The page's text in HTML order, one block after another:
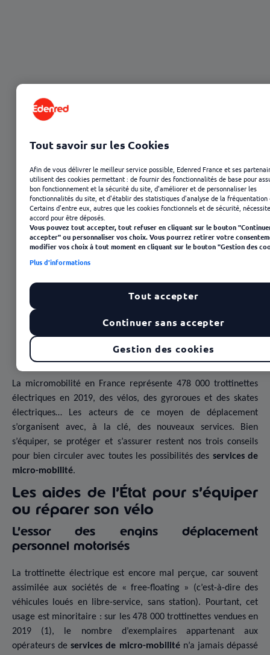
Sommaire
vélo
MobiProx, un programme pour développer les
trottinettes en entreprise
Bien s’assurer pour pratiquer la micro-mobilité en
toute sérénité
La micromobilité en France représente 478 000 trottinettes
électriques en 2019, des vélos, des gyroroues et des skates
électriques… Les acteurs de ce moyen de déplacement
s’organisent avec, à la clé, des nouveaux services. Bien
s’équiper, se protéger et s’assurer restent nos trois conseils
pour bien circuler avec toutes les possibilités des services de
micro-mobilité.
Les aides de l’État pour s’équiper
ou réparer son vélo
L’essor des engins déplacement
personnel motorisés
La trottinette électrique est encore mal perçue, car souvent
assimilée aux sociétés de « free-floating » (c’est-à-dire des
véhicules loués en libre-service, sans station). Pourtant, cet
usage est minoritaire : sur les 478 000 trottinettes vendues en
2019 (1), le nombre d’exemplaires appartenant aux
opérateurs deservices de micro-mobilitén’a jamais dépassé
Tout savoir sur les Cookies
Afin de vous délivrer le meilleur service possible, Edenred France et ses
utilisent des cookies permettant : de fournir des fonctionnalités de base pour
bon fonctionnement et la sécurité du site, d'améliorer et de personnaliser les
fonctionnalités du site, et d'établir des statistiques d'analyse de la fréquentation
Certains d'entre eux, autres que les cookies fonctionnels et de sécurité,
accord pour être déposés.
Vous pouvez tout accepter, tout refuser en cliquant sur le bouton
accepter" ou personnaliser vos choix. Vous pourrez retirer votre
modifier vos choix à tout moment en cliquant sur le bouton "Gestion des
Plus d'informations
Gestion des cookies
Continuer sans accepter
Tout accepter